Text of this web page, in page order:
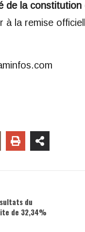
de la
à la remise
du
de 32,34%